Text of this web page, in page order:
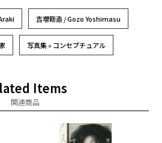
吉増剛造 / Gozo Yoshimasu
写真集 » コンセプチュアル
Items
関連商品